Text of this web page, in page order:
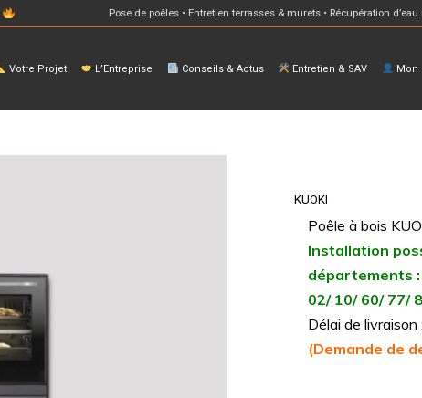
Pose de poêles • Entretien terrasses & murets • Récupération
Votre Projet L’Entreprise Conseils & Actus Entretien & SAV Mon
KUOKI
Poêle à bois
Installation
départements :
02/ 10/ 60/ 77/
Délai de
(Demande de